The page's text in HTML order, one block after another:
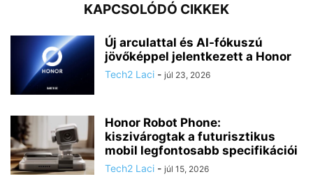
KAPCSOLÓDÓ CIKKEK
Új arculattal és AI-fókuszú
jövőképpel jelentkezett a Honor
Tech2 Laci - júl 23, 2026
Honor Robot Phone:
kiszivárogtak a futurisztikus
mobil legfontosabb specifikációi
Tech2 Laci - júl 15, 2026